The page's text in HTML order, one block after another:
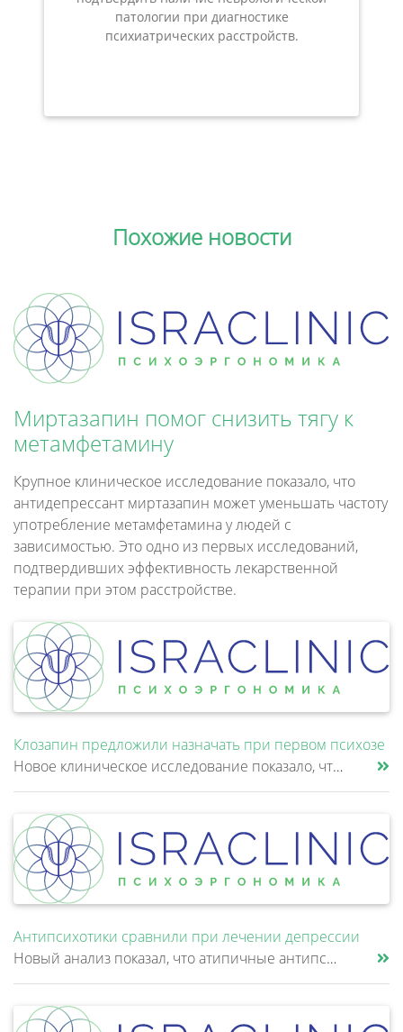
патологии при диагностике
психиатрических расстройств.
Похожие новости
Миртазапин помог снизить тягу к
метамфетамину
Крупное клиническое исследование показало, что
антидепрессант миртазапин может уменьшать частоту
употребление метамфетамина у людей с
зависимостью. Это одно из первых исследований,
подтвердивших эффективность лекарственной
терапии при этом расстройстве.
Клозапин предложили назначать при первом психозе
Новое клиническое исследование показало, что клозапин может быть эффективнее других антипсихотиков уже после первой неуд......
Антипсихотики сравнили при лечении депрессии
Новый анализ показал, что атипичные антипсихотики, которые иногда добавляют к антидепрессантам при большом депрессивном......